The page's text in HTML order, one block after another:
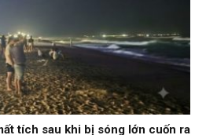
tích sau khi bị sóng lớn cuốn ra